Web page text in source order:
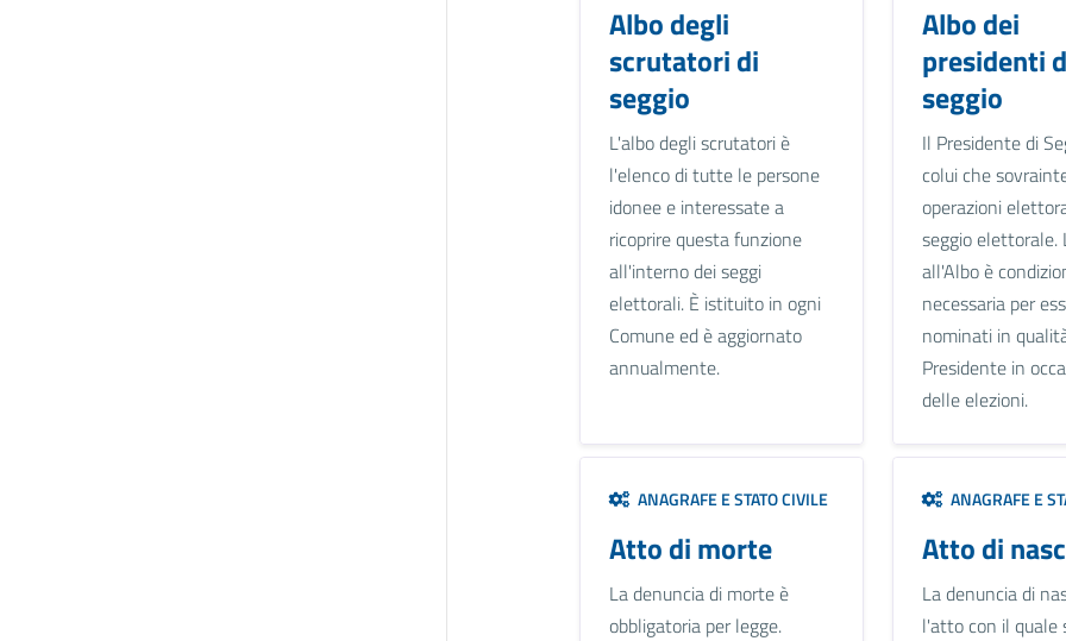
Albo degli
scrutatori di
seggio
L'albo degli scrutatori è
l'elenco di tutte le persone
idonee e interessate a
ricoprire questa funzione
all'interno dei seggi
elettorali. È istituito in ogni
Comune ed è aggiornato
annualmente.
Albo dei
presidenti
seggio
Il Presidente di
colui che
operazioni
seggio elettorale.
all'Albo è
necessaria per
nominati in
Presidente in
delle elezioni.
ANAGRAFE E STATO CIVILE
Atto di morte
La denuncia di morte è
obbligatoria per legge.
ANAGRAFE E
Atto di
La denuncia di
l'atto con il quale